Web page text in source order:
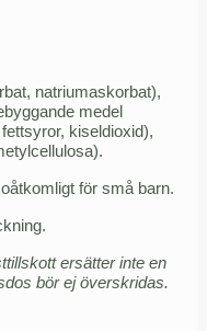
natriumaskorbat),
medel
kiseldioxid),
för små barn.
ersätter inte en
bör ej överskridas.